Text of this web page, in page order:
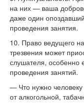
на них — ваша
даже один
проведения занятия.
10. Право ведущего на
трезвения может
слушателя, особенно
проведения занятий.
— Что нужно
от алкогольной,